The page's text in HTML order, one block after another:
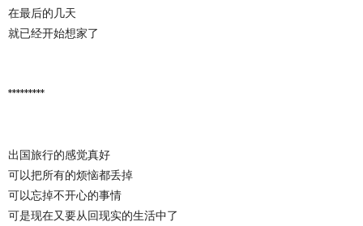
在最后的几天
就已经开始想家了
*********
出国旅行的感觉真好
可以把所有的烦恼都丢掉
可以忘掉不开心的事情
可是现在又要从回现实的生活中了